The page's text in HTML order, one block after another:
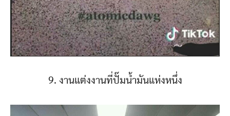
9. งานแต่งงานที่ปั๊มน้ำมันแห่งหนึ่ง